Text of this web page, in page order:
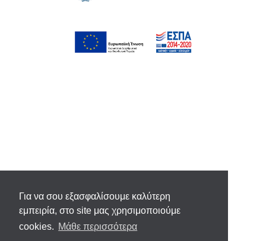
Για να σου εξασφαλίσουμε καλύτερη
εμπειρία, στο site μας χρησιμοποιούμε
cookies. Μάθε περισσότερα